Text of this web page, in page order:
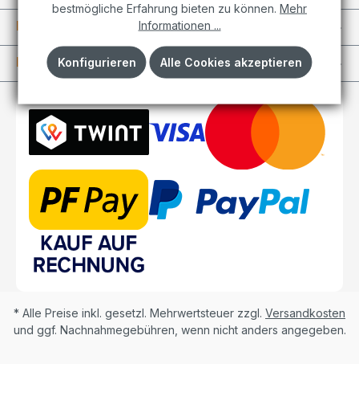
Informationen
Kundenkonto
* Alle Preise inkl. gesetzl. Mehrwertsteuer zzgl. Versandkosten
und ggf. Nachnahmegebühren, wenn nicht anders angegeben.
bestmögliche Erfahrung bieten zu können. Mehr
Informationen ...
Konfigurieren Alle Cookies akzeptieren